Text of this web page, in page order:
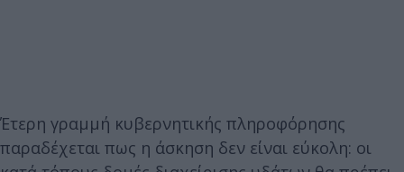
Έτερη γραμμή κυβερνητικής πληροφόρησης
παραδέχεται πως η άσκηση δεν είναι εύκολη: οι